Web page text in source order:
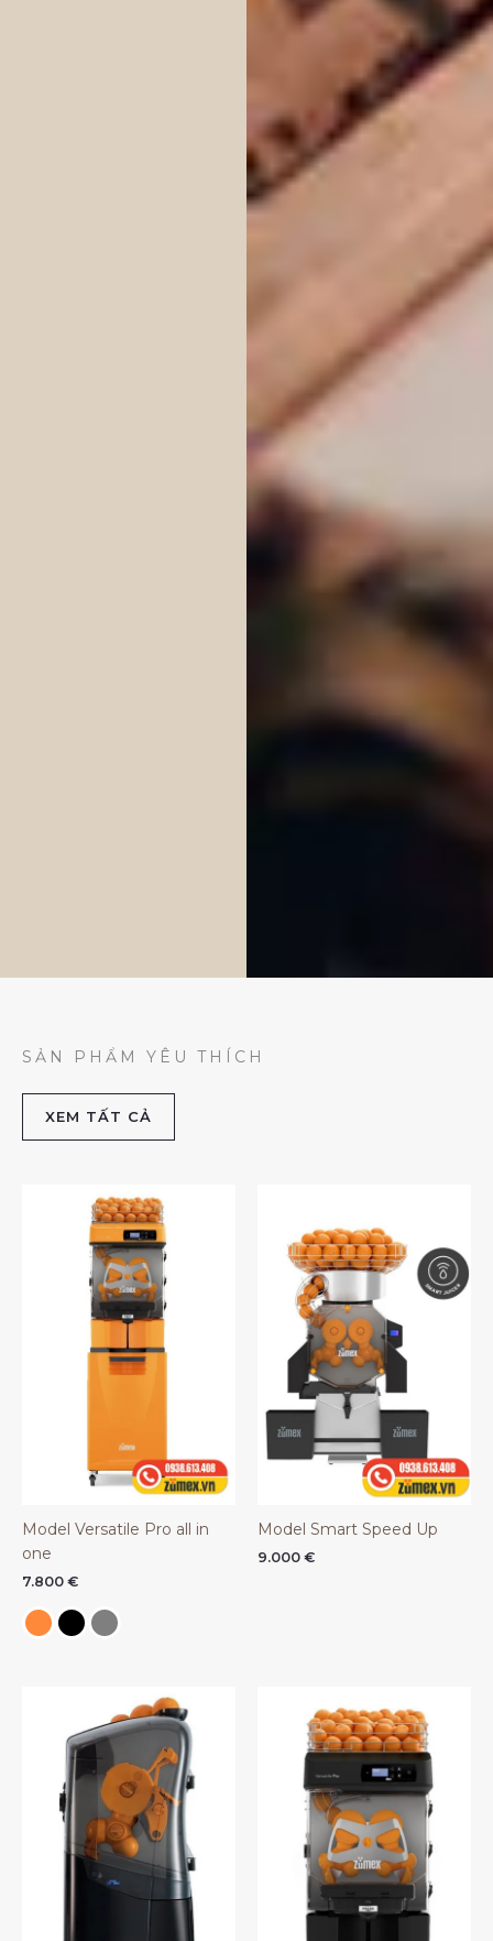
SẢN PHẨM YÊU THÍCH
XEM TẤT CẢ
Model Versatile Pro all in
one
7.800 €
Model Smart Speed Up
9.000 €